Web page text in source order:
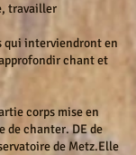
travailler
qui interviendront en
chant et
corps mise en
de chanter. DE de
de Metz.Elle